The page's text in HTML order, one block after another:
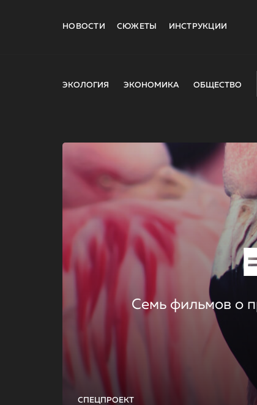
НОВОСТИ СЮЖЕТЫ ИНСТРУКЦИИ
ЭКОЛОГИЯ ЭКОНОМИКА ОБЩЕСТВО
СПЕЦПРОЕКТ
Семь фильмов о